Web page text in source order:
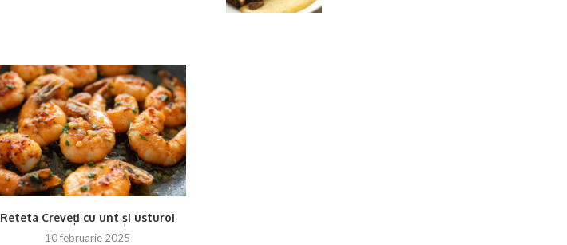
Reteta Creveți cu unt și usturoi
10 februarie 2025